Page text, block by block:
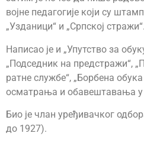
војне педагогије који су
„Узданици“ и „Српској стражи“.
Написао је и „Упутство за
„Подседник на предстражи“,
ратне службе“, „Борбена
осматрања и обавештавања у
Био је члан уређивачког
до 1927).